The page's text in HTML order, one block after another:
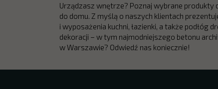
Urządzasz wnętrze? Poznaj wybrane
do domu. Z myślą o naszych klientach
i wyposażenia kuchni, łazienki, a także podłóg
dekoracji – w tym najmodniejszego betonu
w Warszawie? Odwiedź nas koniecznie!